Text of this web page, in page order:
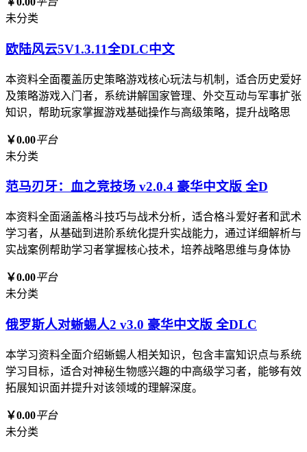
未分类
欧陆风云5V1.3.11全DLC中文
本资料全面覆盖历史策略游戏核心玩法与机制，适合历史爱好
及策略游戏入门者，系统讲解国家管理、外交互动与军事扩张
知识，帮助玩家掌握游戏基础操作与高级策略，提升战略思
￥0.00平台
未分类
范马刃牙：血之竞技场 v2.0.4 豪华中文版 全D
本资料全面涵盖格斗技巧与战术分析，适合格斗爱好者和武术
学习者，从基础到进阶系统化提升实战能力，通过详细解析与
实战案例帮助学习者掌握核心技术，培养战略思维与身体协
￥0.00平台
未分类
俄罗斯人对蜥蜴人2 v3.0 豪华中文版 全DLC
本学习资料全面介绍蜥蜴人相关知识，包含丰富知识点与系统
学习目标，适合对神秘生物感兴趣的中高级学习者，能够有效
拓展知识面并提升对该领域的理解深度。
￥0.00平台
未分类